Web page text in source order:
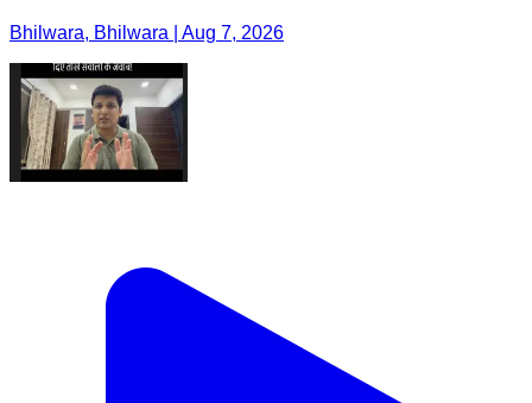
Bhilwara, Bhilwara | Aug 7, 2026